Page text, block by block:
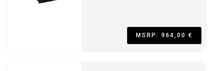
MSRP: 964,00 €